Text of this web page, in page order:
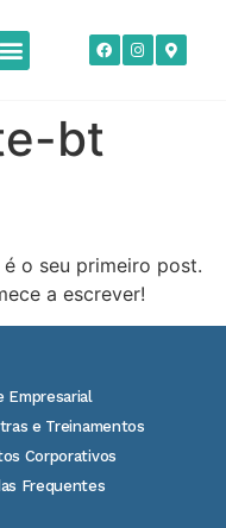
bt
é o seu primeiro post.
a escrever!
Empresarial
e Treinamentos
Corporativos
Frequentes